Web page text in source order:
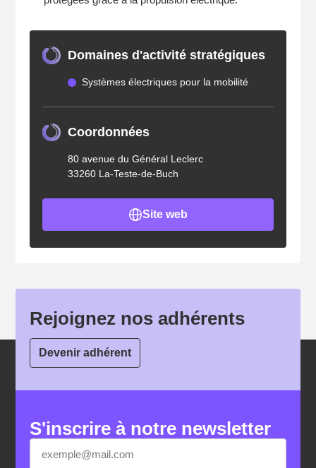
Domaines d'activité stratégiques
Systèmes électriques pour la mobilité
Coordonnées
80 avenue du Général Leclerc
33260 La-Teste-de-Buch
Site web
Rejoignez nos adhérents
Devenir adhérent
S'inscrire à notre newsletter
mail*